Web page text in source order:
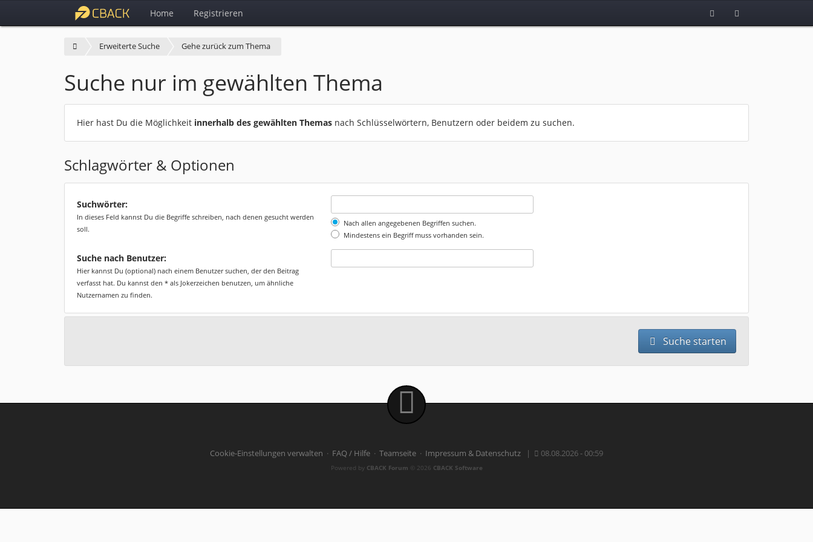
Home Registrieren
Erweiterte Suche Gehe zurück zum Thema
Suche nur im gewählten Thema
Hier hast Du die Möglichkeit innerhalb des gewählten Themas nach Schlüsselwörtern, Benutzern oder beidem zu suchen.
Schlagwörter & Optionen
Suchwörter:
In dieses Feld kannst Du die Begriffe schreiben, nach denen gesucht werden
soll.
Nach allen angegebenen Begriffen suchen.
Mindestens ein Begriff muss vorhanden sein.
Suche nach Benutzer:
Hier kannst Du (optional) nach einem Benutzer suchen, der den Beitrag
verfasst hat. Du kannst den * als Jokerzeichen benutzen, um ähnliche
Nutzernamen zu finden.
Suche starten
Cookie-Einstellungen verwalten · FAQ / Hilfe · Teamseite · Impressum & Datenschutz | 08.08.2026 - 00:59
Powered by CBACK Forum © 2026 CBACK Software